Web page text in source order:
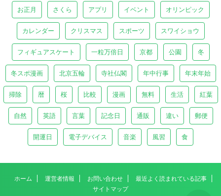
お正月 さくら アプリ イベント オリンピック
カレンダー クリスマス スポーツ スワイショウ
フィギュアスケート 一粒万倍日 京都 公園 冬
冬スポ漫画 北京五輪 寺社仏閣 年中行事 年末年始
掃除 暦 桜 比較 漫画 無料 生活 紅葉
自然 英語 言葉 記念日 通販 違い 郵便
開運日 電子デバイス 音楽 風習 食
ホーム 運営者情報 お問い合わせ
最近よく読まれている記事
サイトマップ